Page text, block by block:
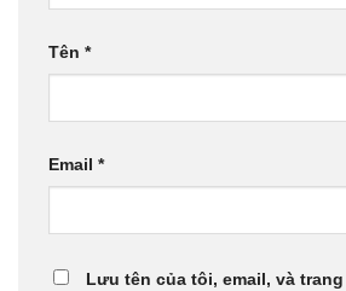
Tên *
Email *
Lưu tên của tôi, email, và